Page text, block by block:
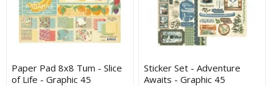
Paper Pad 8x8 Tum - Slice
of Life - Graphic 45
Sticker Set - Adventure
Awaits - Graphic 45